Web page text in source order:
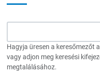
Hagyja üresen a keresőmezőt
vagy adjon meg keresési
megtalálásához.